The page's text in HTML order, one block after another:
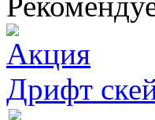
Дрифт